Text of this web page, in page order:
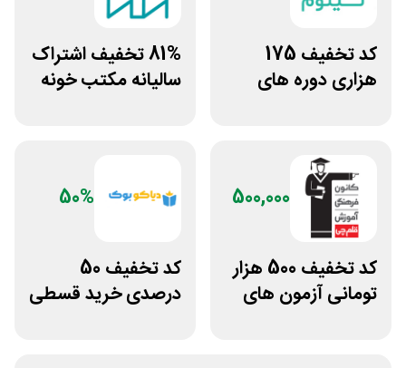
کد تخفیف 175
هزاری دوره های
81% تخفیف اشتراک
سالیانه مکتب خونه
500,000
کد تخفیف 500 هزار
تومانی آزمون های
50%
کد تخفیف 50
درصدی خرید قسطی